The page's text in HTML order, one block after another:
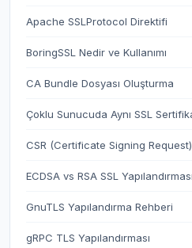
Apache SSLProtocol Direktifi
BoringSSL Nedir ve Kullanımı
CA Bundle Dosyası Oluşturma
Çoklu Sunucuda Aynı SSL
CSR (Certificate Signing
ECDSA vs RSA SSL Yapılandırması
GnuTLS Yapılandırma Rehberi
gRPC TLS Yapılandırması